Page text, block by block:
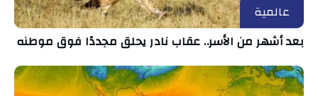
عالمية
بعد أشهر من الأسر.. عقاب نادر يحلق مجددًا فوق موطنه